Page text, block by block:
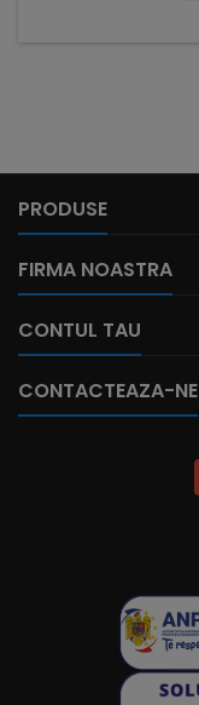
PRODUSE
FIRMA NOASTRA
CONTUL TAU
CONTACTEAZA-NE